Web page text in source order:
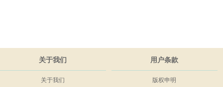
关于我们
关于我们
用户条款
版权申明